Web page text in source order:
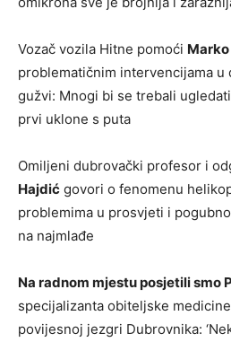
Vozač vozila Hitne pomoći
problematičnim intervencijama
gužvi: Mnogi bi se trebali
prvi uklone s puta
Omiljeni dubrovački profesor i
Hajdić govori o fenomenu
problemima u prosvjeti i
na najmlađe
Na radnom mjestu posjetili smo
specijalizanta obiteljske
povijesnoj jezgri Dubrovnika: